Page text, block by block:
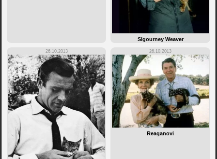
Sigourney Weaver
26.10.2013 26.10.2013
Reaganovi